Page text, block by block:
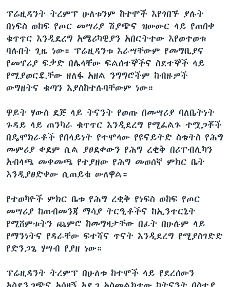
ፕሬዚዳንት ትረምፕ ሁለቱንም ከተሞች እየጎበኙ ያሉት
በነፍስ ወከፍ የጦር መሣሪያ ሽያጭና ዝውውር ላይ የጠበቀ
ቁጥጥር እንዲደረግ አሜሪካዊያን አበርትተው እየወተወቱ
ባሉበት ጊዜ ነው። ፕሬዚዳንቱ እራሣቸውም የመግቢያና
የመኖሪያ ፍቃድ በሌላቸው ፍልሰተኞችና ስደተኞች ላይ
የሚያወርዷቸው ዘለፋ አዘል ንግግሮችም ከብዙዎች
ውግዘትና ቁጣን እያስከተሉባቸውም ነው።
ዋይት ሃውስ ደጅ ላይ ትናንት የወጡ በመሣሪያ ባለቤትነት
ጉዳይ ላይ ጠንካራ ቁጥጥር እንዲደረግ የሚፈልጉ ተሟጋቾች
በዴሞክራቶች የበላይነት የተሞላው የዩናይትድ ስቴትስ የሕግ
መምሪያ ቀደም ሲል ያፀደቀውን የሕግ ረቂቅ በሪፐብሊካን
አብላጫ መቀመጫ የተያዘው የሕግ መወሰኛ ምክር ቤት
እንዲያፀድቀው ሲጠይቁ ውለዋል።
የተወካዮች ምክር ቤቱ የሕግ ረቂቅ የነፍስ ወከፍ የጦር
መሣሪያ ከጠብመንጃ ማሳያ ትርዒቶችና ከኢንተርኔት
የሚሸምቱትን ጨምሮ ከመግዛታቸው በፊት በሁሉም ላይ
የማንነትና የዳራቸው ፍተሻና ጥናት እንዲደረግ የሚያስገድድ
የድንጋጌ ሃሣብ የያዘ ነው።
ፕሬዚዳንት ትረምፕ በሁለቱ ከተሞች ላይ የደረሰውን